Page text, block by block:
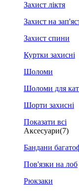
Захист ліктя
Захист на
Захист спини
Куртки захисні
Шоломи
Шоломи для
Шорти захисні
Показати всі
Аксесуари(7)
Бандани
Пов'язки на лоб
Рюкзаки